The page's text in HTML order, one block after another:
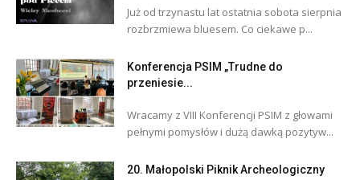
Już od trzynastu lat ostatnia sobota sierpnia
rozbrzmiewa bluesem. Co ciekawe p...
Konferencja PSIM „Trudne do
przeniesie...
Wracamy z VIII Konferencji PSIM z głowami
pełnymi pomysłów i dużą dawką pozytyw...
20. Małopolski Piknik Archeologiczny